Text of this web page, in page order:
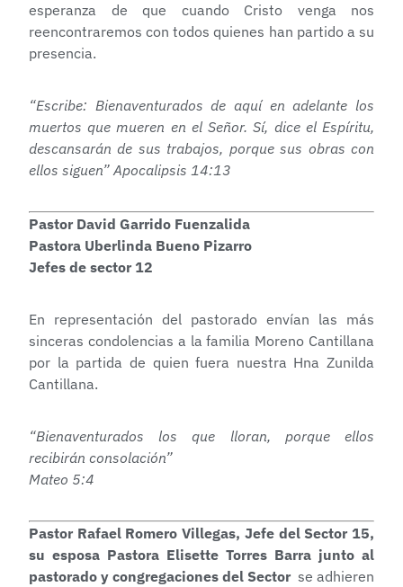
esperanza de que cuando Cristo venga nos
reencontraremos con todosquienes han partido a su
presencia.
“Escribe: Bienaventurados de aquí en adelante los
muertos que mueren en el Señor. Sí, dice el Espíritu,
descansarán de sus trabajos, porque sus obras con
ellos siguen” Apocalipsis 14:13
Pastor David Garrido Fuenzalida
Pastora Uberlinda Bueno Pizarro
Jefes de sector 12
En representación del pastorado envían las más
sinceras condolencias a la familia Moreno Cantillana
por la partida de quien fuera nuestra Hna Zunilda
Cantillana.
“Bienaventurados los que lloran, porque ellos
recibirán consolación”
Mateo 5:4
Pastor Rafael Romero Villegas, Jefe del Sector 15,
su esposa Pastora Elisette Torres Barra junto al
pastorado y congregaciones del Sector se adhieren